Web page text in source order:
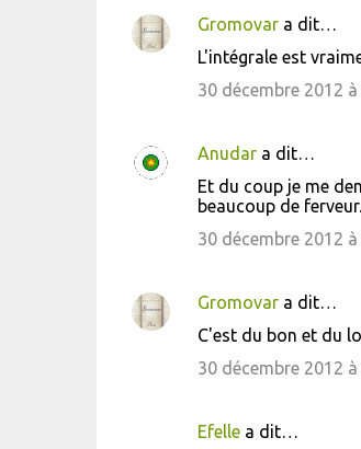
e
n
r
Gromovara dit…
L'intégrale est
30 décembre 2012 à
Anudara dit…
Et du coup je me
beaucoup de ferveur.
30 décembre 2012 à
Gromovara dit…
C'est du bon et du
30 décembre 2012 à
Efellea dit…